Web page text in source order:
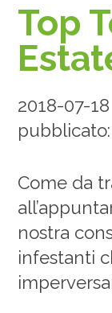
Top
2018-07-
pubblicato:
Come da
nostra
infestanti